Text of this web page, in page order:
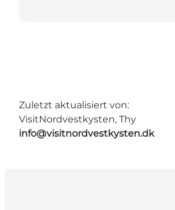
Zuletzt aktualisiert von:
VisitNordvestkysten, Thy
info@visitnordvestkysten.dk